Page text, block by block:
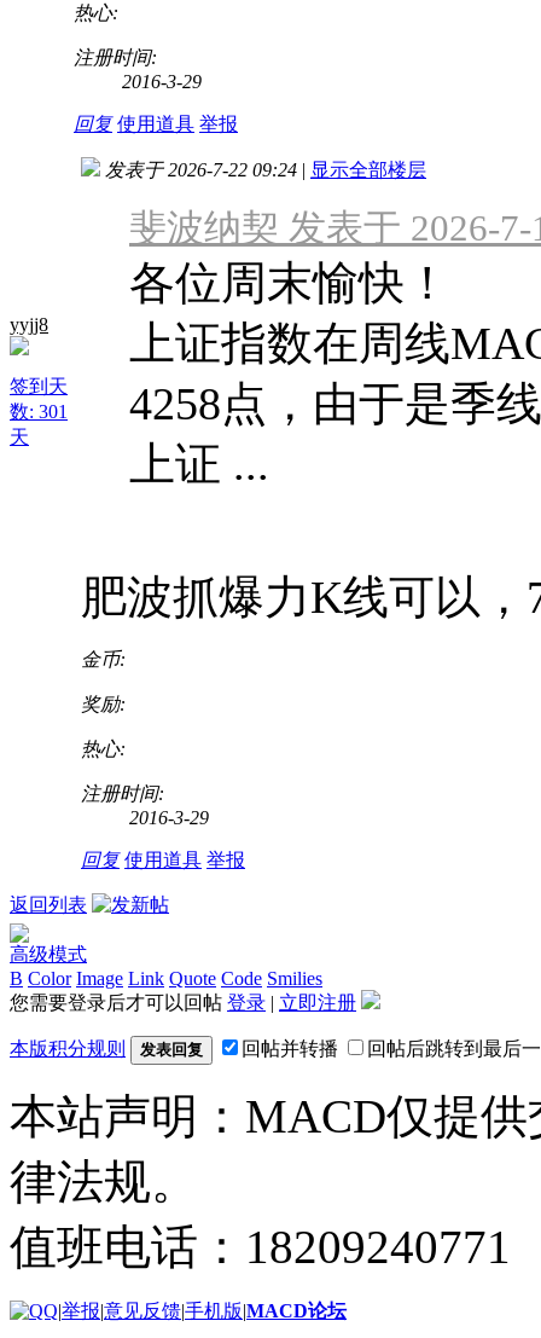
热心:
注册时间:
2016-3-29
回复 使用道具 举报
yyjj8
签到天
数: 301
天
发表于 2026-7-22 09:24 | 显示全部楼层
斐波纳契 发表于 2026-7-
各位周末愉快！
上证指数在周线
4258点，由于是季
上证 ...
肥波抓爆力K线可以，
金币:
奖励:
热心:
注册时间:
2016-3-29
回复 使用道具 举报
返回列表
高级模式
B Color Image Link Quote Code Smilies
您需要登录后才可以回帖 登录 | 立即注册
本版积分规则 发表回复 回帖并转播 回帖后跳转到最后
本站声明：MACD仅提
律法规。
值班电话：
|举报|意见反馈|手机版|MACD论坛